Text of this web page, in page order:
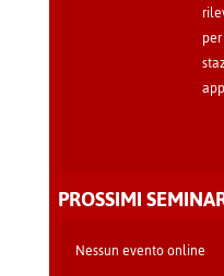
PROSSIMI
Nessun evento online